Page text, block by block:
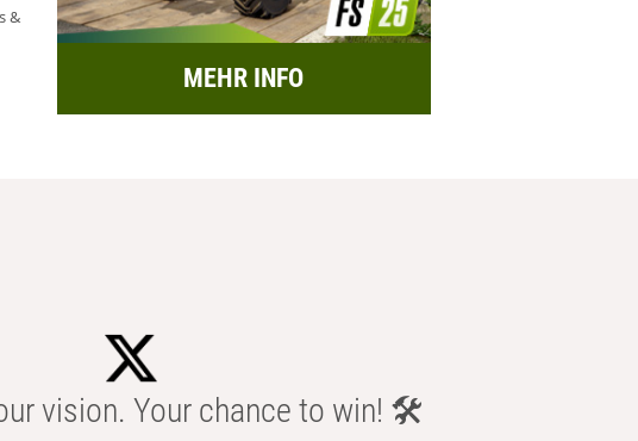
&
MEHR INFO
vision. Your chance to win! 🛠️